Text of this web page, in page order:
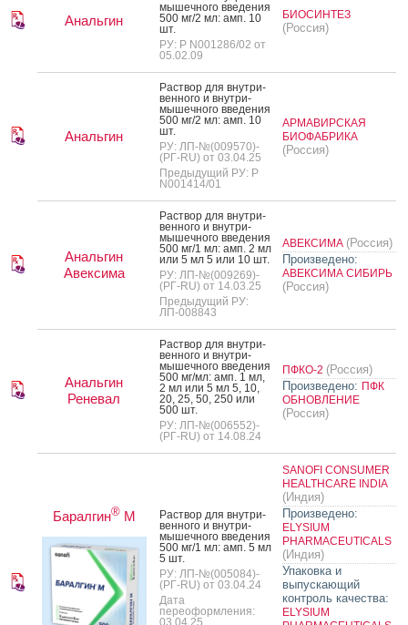
Анальгин
мышеч­но­го вве­дения
500 мг/2 мл: амп. 10
шт.
РУ: Р N001286/02 от
05.02.09
БИОСИНТЕЗ
(Россия)
Анальгин
Рас­твор для внут­ри­
вен­но­го и внут­ри­
мышеч­но­го вве­дения
500 мг/2 мл: амп. 10
шт.
РУ: ЛП-№(009570)-
(РГ-RU) от 03.04.25
Предыдущий РУ: Р
N001414/01
АРМАВИРСКАЯ
БИОФАБРИКА
(Россия)
Анальгин
Авексима
Рас­твор для внут­ри­
вен­но­го и внут­ри­
мышеч­но­го вве­дения
500 мг/1 мл: амп. 2 мл
или 5 мл 5 или 10 шт.
РУ: ЛП-№(009269)-
(РГ-RU) от 14.03.25
Предыдущий РУ:
ЛП-008843
АВЕКСИМА (Россия)
Произведено:
АВЕКСИМА СИБИРЬ
(Россия)
Анальгин
Реневал
Рас­твор для внут­ри­
вен­но­го и внут­ри­
мышеч­но­го вве­дения
500 мг/мл: амп. 1 мл,
2 мл или 5 мл 5, 10,
20, 25, 50, 250 или
500 шт.
РУ: ЛП-№(006552)-
(РГ-RU) от 14.08.24
ПФКО-2 (Россия)
Произведено: ПФК
ОБНОВЛЕНИЕ
(Россия)
Баралгин®М
Рас­твор для внут­ри­
вен­но­го и внут­ри­
мышеч­но­го вве­дения
500 мг/1 мл: амп. 5 мл
5 шт.
РУ: ЛП-№(005084)-
(РГ-RU) от 03.04.24
Дата
переоформления:
03.04.25
SANOFI CONSUMER
HEALTHCARE INDIA
(Индия)
Произведено:
ELYSIUM
PHARMACEUTICALS
(Индия)
Упаковка и
выпускающий
контроль качества:
ELYSIUM